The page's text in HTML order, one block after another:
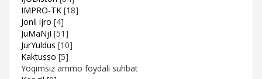
IMPRO-TK [18]
Jonli ijro [4]
JuMaNjI [51]
JurYuldus [10]
Kaktusso [5]
Yoqimsiz ammo foydali suhbat